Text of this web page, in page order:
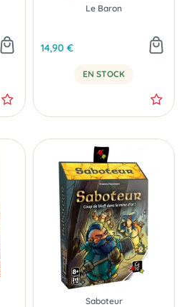
Le Baron
14,90 €
EN STOCK
Saboteur